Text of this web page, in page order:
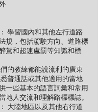
學習國內和其他左行道路
規，包括駕駛方向、道路標
駕和超速處罰等知識和標
的教練都能說流利的廣東
普通話或其他適用的當地
一些基本的語言詞彙和常用
地人交流和理解路標標誌。
大陸地區以及其他右行道